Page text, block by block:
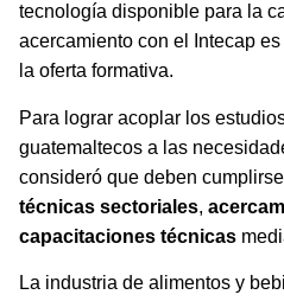
tecnología disponible para la
acercamiento con el Intecap
la oferta formativa.
Para lograr acoplar los
guatemaltecos a las
consideró que deben
técnicas sectoriales,
capacitaciones técnicas
La industria de alimentos y